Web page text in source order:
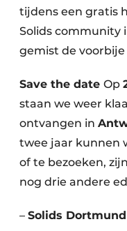
tijdens een gratis
Solids community
gemist de voorbije
Save the date Op
staan we weer
ontvangen in
twee jaar kunnen
of te bezoeken,
nog drie andere
– Solids Dortmund